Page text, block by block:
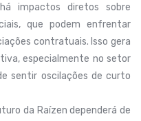
impactos diretos sobre
que podem enfrentar
contratuais. Isso gera
especialmente no setor
sentir oscilações de curto
da Raízen dependerá de